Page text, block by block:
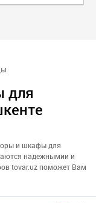
для
и шкафы для
надежнымии и
tovar.uz поможет Вам